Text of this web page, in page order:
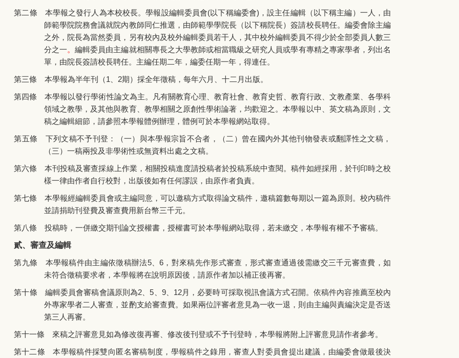
第二條 本學報之發行人為本校校長。學報設編輯委員會(以下稱編委會)，設主任編輯（以下稱主編）一人，由
師範學院院務會議就院內教師同仁推選，由師範學學院長（以下稱院長）簽請校長聘任。編委會除主編
之外，院長為當然委員，另有校內及校外編輯委員若干人，其中校外編輯委員不得少於全部委員人數三
分之一。編輯委員由主編就相關專長之大學教師或相當職級之研究人員或學有專精之專家學者，列出名
單，由院長簽請校長聘任。主編任期二年，編委任期一年，得連任。
第三條 本學報為半年刊（1、2期）採全年徵稿，每年六月、十二月出版。
第四條 本學報以發行學術性論文為主。凡有關教育心理、教育社會、教育史哲、教育行政、文教產業、各學科
領域之教學，及其他與教育、教學相關之原創性學術論著，均歡迎之。本學報以中、英文稿為原則，文
稿之編輯細節，請參照本學報體例辦理，體例可於本學報網站取得。
第五條 下列文稿不予刊登：（一）與本學報宗旨不合者，（二）曾在國內外其他刊物發表或翻譯性之文稿，
（三）一稿兩投及非學術性或無資料出處之文稿。
第六條 本刊投稿及審查採線上作業，相關投稿進度請投稿者於投稿系統中查閱。稿件如經採用，於刊印時之校
樣一律由作者自行校對，出版後如有任何謬誤，由原作者負責。
第七條 本學報經編輯委員會或主編同意，可以邀稿方式取得論文稿件，邀稿篇數每期以一篇為原則。校內稿件
並請捐助刊登費及審查費用新台幣三千元。
第八條 投稿時，一併繳交期刊論文授權書，授權書可於本學報網站取得，若未繳交，本學報有權不予審稿。
貳、審查及編輯
第九條 本學報稿件由主編依徵稿辦法5、6，對來稿先作形式審查，形式審查通過後需繳交三千元審查費，如
未符合徵稿要求者，本學報將在說明原因後，請原作者加以補正後再審。
第十條 編輯委員會審稿會議原則為2、5、9、12月，必要時可採取視訊會議方式召開。依稿件內容推薦至校內
外專家學者二人審查，並酌支給審查費。如果兩位評審者意見為一收一退，則由主編與責編決定是否送
第三人再審。
第十一條 來稿之評審意見如為修改復再審、修改後刊登或不予刊登時，本學報將附上評審意見請作者參考。
第十二條 本學報稿件採雙向匿名審稿制度，學報稿件之錄用，審查人對委員會提出建議，由編委會做最後決